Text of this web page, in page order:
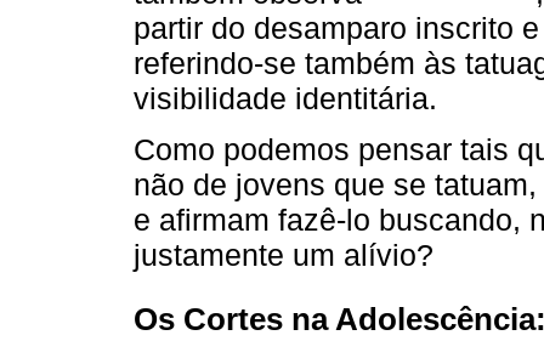
partir do desamparo inscrito
referindo-se também às
visibilidade identitária.
Como podemos pensar tais
não de jovens que se
e afirmam fazê-lo buscando,
justamente um alívio?
Os Cortes na